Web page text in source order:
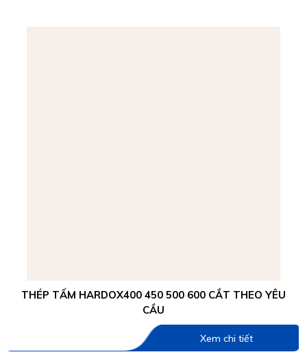
THÉP TẤM HARDOX400 450 500 600 CẮT THEO YÊU
CẦU
Xem chi tiết